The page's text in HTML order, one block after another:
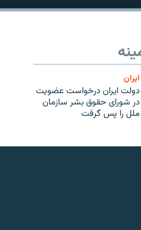
ايران
دولت ایران درخواست عضویت
در شورای حقوق بشر سازمان
ملل را پس گرفت